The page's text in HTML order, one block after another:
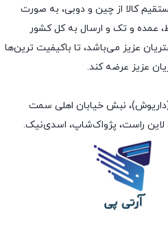
مستقیم کالا از چین و دوبی، به صورت
عمده و تک و ارسال به کل کشور
عزیز می‌باشد، تا باکیفیت ترین‌ها
عزیز عرضه کند.
نبش خیابان اهلی سمت
لاین راست، پژواک‌شاپ، اسدی‌نیک.